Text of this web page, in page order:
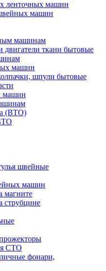
ленточных машин
машин
машинам
ткани бытовые
машин
шпули бытовые
машин
(ВТО)
швейные
машин
магните
струбцине
СТО
фонари,